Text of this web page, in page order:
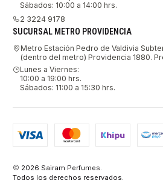
Sábados: 10:00 a 14:00 hrs.
2 3224 9178
SUCURSAL METRO PROVIDENCIA
Metro Estación Pedro de Valdivia
(dentro del metro) Providencia 1880.
Lunes a Viernes:
10:00 a 19:00 hrs.
Sábados: 11:00 a 15:30 hrs.
2026 Sairam Perfumes.
Todos los derechos reservados.